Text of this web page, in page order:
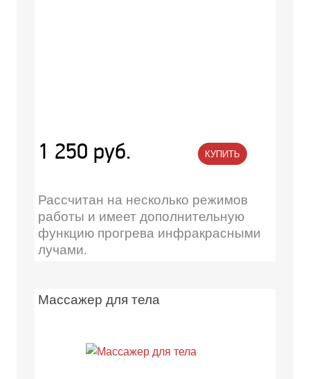
1 250 руб. КУПИТЬ
Рассчитан на несколько режимов
работы и имеет дополнительную
функцию прогрева инфракрасными
лучами.
Массажер для тела